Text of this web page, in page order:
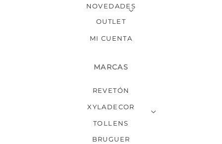
NOVEDADES
OUTLET
MI CUENTA
MARCAS
REVETÓN
XYLADECOR
TOLLENS
BRUGUER